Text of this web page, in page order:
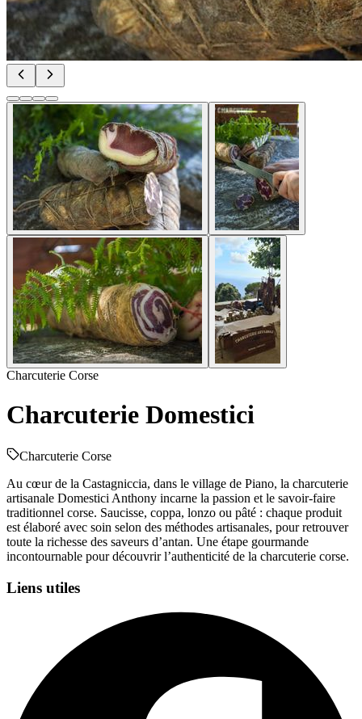
Charcuterie Corse
Charcuterie Domestici
Charcuterie Corse
Au cœur de la Castagniccia, dans le village de Piano, la charcuterie
artisanale Domestici Anthony incarne la passion et le savoir-faire
traditionnel corse. Saucisse, coppa, lonzo ou pâté : chaque produit
est élaboré avec soin selon des méthodes artisanales, pour retrouver
toute la richesse des saveurs d’antan. Une étape gourmande
incontournable pour découvrir l’authenticité de la charcuterie corse.
Liens utiles